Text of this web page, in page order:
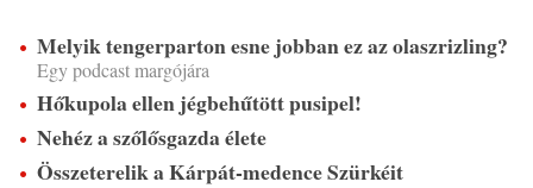
Melyik tengerparton esne jobban ez az olaszrizling?
Egy podcast margójára
Hőkupola ellen jégbehűtött pusipel!
Nehéz a szőlősgazda élete
Összeterelik a Kárpát-medence Szürkéit